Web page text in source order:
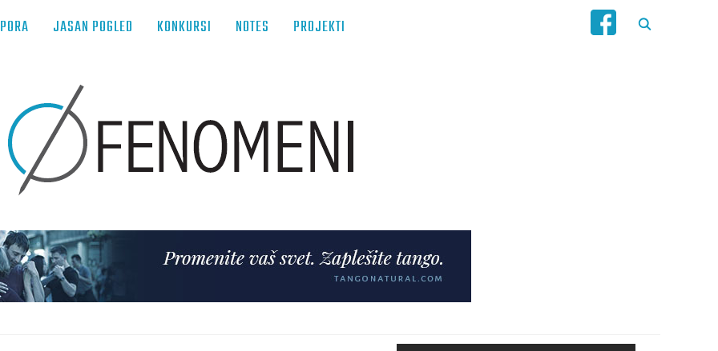
JASAN POGLED KONKURSI NOTES PROJEKTI